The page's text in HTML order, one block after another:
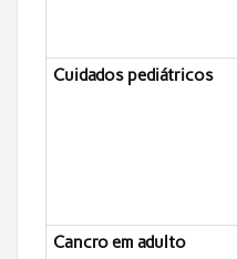
Cuidados pediátricos
Cancro em adulto